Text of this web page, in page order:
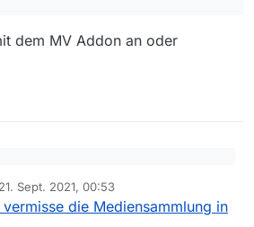
dem MV Addon an oder
Ohne die Mediensammlung
verwaltung der Dateien nicht
Archiv pflegt, wählt wohl eher eine
für die Verwaltung…
21. Sept. 2021, 00:53
von
vermisse die Mediensammlung in